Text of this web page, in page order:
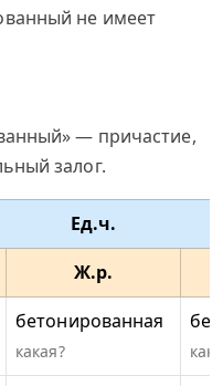
не имеет
— причастие,
залог.
Ед.ч.
Ж.р.
бетонированная
какая?